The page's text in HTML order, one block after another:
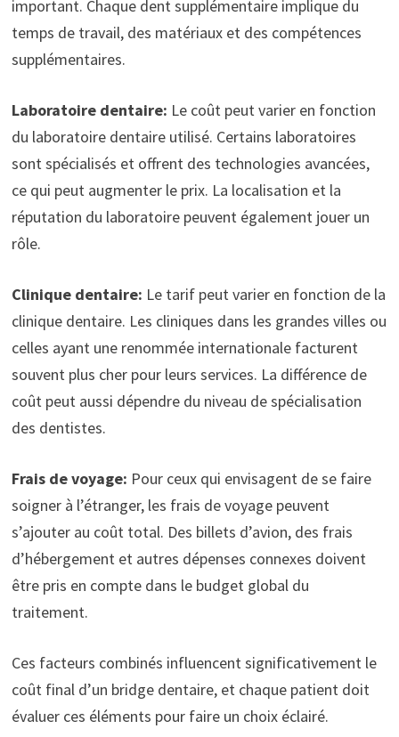
important. Chaque dent supplémentaire implique du
temps de travail, des matériaux et des compétences
supplémentaires.
Laboratoire dentaire: Le coût peut varier en fonction
du laboratoire dentaire utilisé. Certains laboratoires
sont spécialisés et offrent des technologies avancées,
ce qui peut augmenter le prix. La localisation et la
réputation du laboratoire peuvent également jouer un
rôle.
Clinique dentaire: Le tarif peut varier en fonction de la
clinique dentaire. Les cliniques dans les grandes villes ou
celles ayant une renommée internationale facturent
souvent plus cher pour leurs services. La différence de
coût peut aussi dépendre du niveau de spécialisation
des dentistes.
Frais de voyage: Pour ceux qui envisagent de se faire
soigner à l’étranger, les frais de voyage peuvent
s’ajouter au coût total. Des billets d’avion, des frais
d’hébergement et autres dépenses connexes doivent
être pris en compte dans le budget global du
traitement.
Ces facteurs combinés influencent significativement le
coût final d’un bridge dentaire, et chaque patient doit
évaluer ces éléments pour faire un choix éclairé.